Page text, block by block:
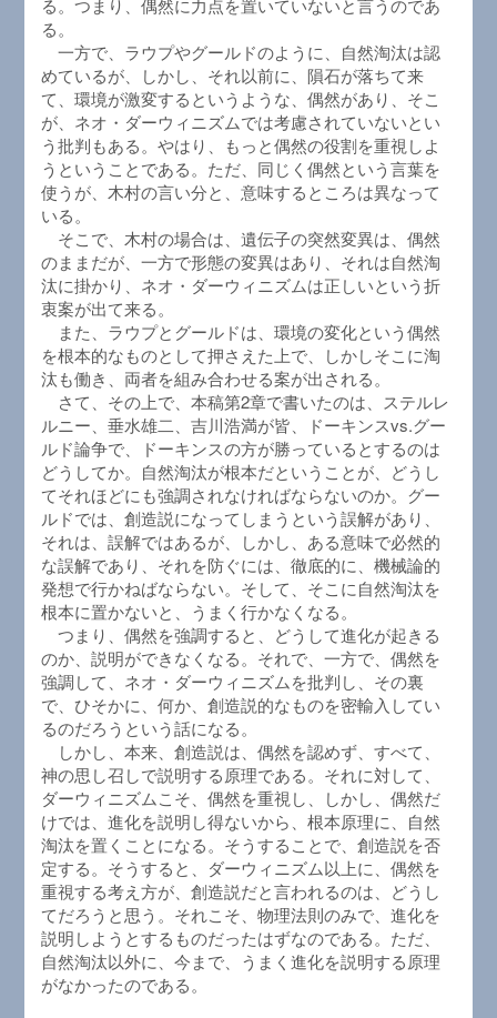
る。つまり、偶然に力点を置いていないと言うのであ
る。
一方で、ラウプやグールドのように、自然淘汰は認
めているが、しかし、それ以前に、隕石が落ちて来
て、環境が激変するというような、偶然があり、そこ
が、ネオ・ダーウィニズムでは考慮されていないとい
う批判もある。やはり、もっと偶然の役割を重視しよ
うということである。ただ、同じく偶然という言葉を
使うが、木村の言い分と、意味するところは異なって
いる。
そこで、木村の場合は、遺伝子の突然変異は、偶然
のままだが、一方で形態の変異はあり、それは自然淘
汰に掛かり、ネオ・ダーウィニズムは正しいという折
衷案が出て来る。
また、ラウプとグールドは、環境の変化という偶然
を根本的なものとして押さえた上で、しかしそこに淘
汰も働き、両者を組み合わせる案が出される。
さて、その上で、本稿第2章で書いたのは、ステルレ
ルニー、垂水雄二、吉川浩満が皆、ドーキンスvs.グー
ルド論争で、ドーキンスの方が勝っているとするのは
どうしてか。自然淘汰が根本だということが、どうし
てそれほどにも強調されなければならないのか。グー
ルドでは、創造説になってしまうという誤解があり、
それは、誤解ではあるが、しかし、ある意味で必然的
な誤解であり、それを防ぐには、徹底的に、機械論的
発想で行かねばならない。そして、そこに自然淘汰を
根本に置かないと、うまく行かなくなる。
つまり、偶然を強調すると、どうして進化が起きる
のか、説明ができなくなる。それで、一方で、偶然を
強調して、ネオ・ダーウィニズムを批判し、その裏
で、ひそかに、何か、創造説的なものを密輸入してい
るのだろうという話になる。
しかし、本来、創造説は、偶然を認めず、すべて、
神の思し召しで説明する原理である。それに対して、
ダーウィニズムこそ、偶然を重視し、しかし、偶然だ
けでは、進化を説明し得ないから、根本原理に、自然
淘汰を置くことになる。そうすることで、創造説を否
定する。そうすると、ダーウィニズム以上に、偶然を
重視する考え方が、創造説だと言われるのは、どうし
てだろうと思う。それこそ、物理法則のみで、進化を
説明しようとするものだったはずなのである。ただ、
自然淘汰以外に、今まで、うまく進化を説明する原理
がなかったのである。